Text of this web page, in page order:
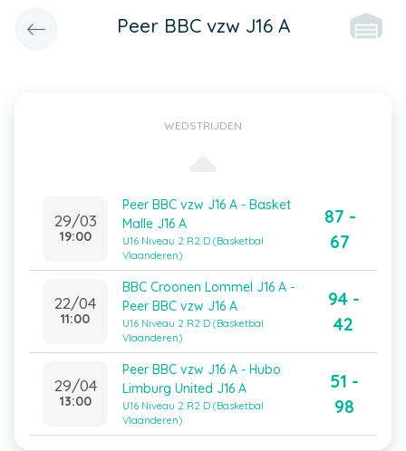
Peer BBC vzw J16 A
WEDSTRIJDEN
29/03
19:00
Peer BBC vzw J16 A - Basket
Malle J16 A
U16 Niveau 2 R2 D (Basketbal
Vlaanderen)
87 -
67
22/04
11:00
BBC Croonen Lommel J16 A -
Peer BBC vzw J16 A
U16 Niveau 2 R2 D (Basketbal
Vlaanderen)
94 -
42
29/04
13:00
Peer BBC vzw J16 A - Hubo
Limburg United J16 A
U16 Niveau 2 R2 D (Basketbal
Vlaanderen)
51 -
98